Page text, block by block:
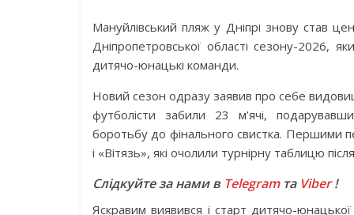
Мануйлівський пляж у Дніпрі знову став
Дніпропетровської області сезону-2026,
дитячо-юнацькі команди.
Новий сезон одразу заявив про себе
футболісти забили 23 м’ячі,
боротьбу до фінального свистка. Першими
і «Вітязь», які очолили турнірну таблицю
Слідкуйте за нами в Telegramта Viber!
Яскравим виявився і старт дитячо-